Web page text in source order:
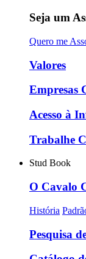
Seja um
Quero me
Valores
Empresas
Acesso à
Trabalhe
Stud Book
O Cavalo
História
Pesquisa